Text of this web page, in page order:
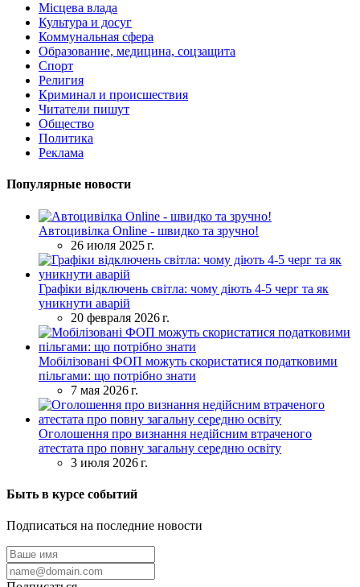
Місцева влада
Культура и досуг
Коммунальная сфера
Образование, медицина, соцзащита
Спорт
Религия
Криминал и происшествия
Читатели пишут
Общество
Политика
Реклама
Популярные новости
Автоцивілка Online - швидко та зручно!
26 июля 2025 г.
Графіки відключень світла: чому діють 4-5 черг та як
уникнути аварій
20 февраля 2026 г.
Мобілізовані ФОП можуть скористатися податковими
пільгами: що потрібно знати
7 мая 2026 г.
Оголошення про визнання недійсним втраченого
атестата про повну загальну середню освіту
3 июля 2026 г.
Быть в курсе событий
Подписаться на последние новости